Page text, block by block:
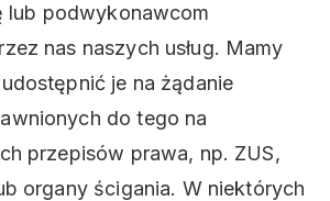
lub podwykonawcom
nas naszych usług. Mamy
je na żądanie
do tego na
przepisów prawa, np. ZUS,
organy ścigania. W niektórych